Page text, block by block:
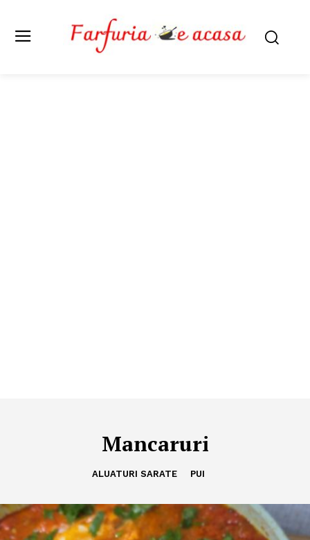
Mancaruri
ALUATURI SARATE PUI